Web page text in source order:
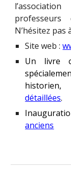
professeurs
N’hésitez pas
Site web :
Un livre
détaillées.
anciens